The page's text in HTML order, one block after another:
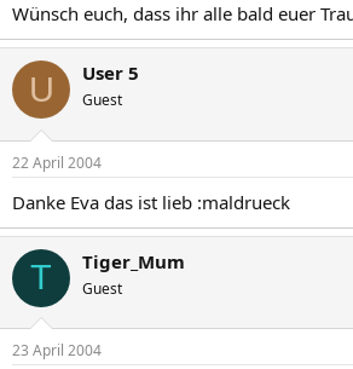
Wünsch euch, dass ihr alle bald euer
U User 5
Guest
22 April 2004
Danke Eva das ist lieb :maldrueck
T Tiger_Mum
Guest
23 April 2004